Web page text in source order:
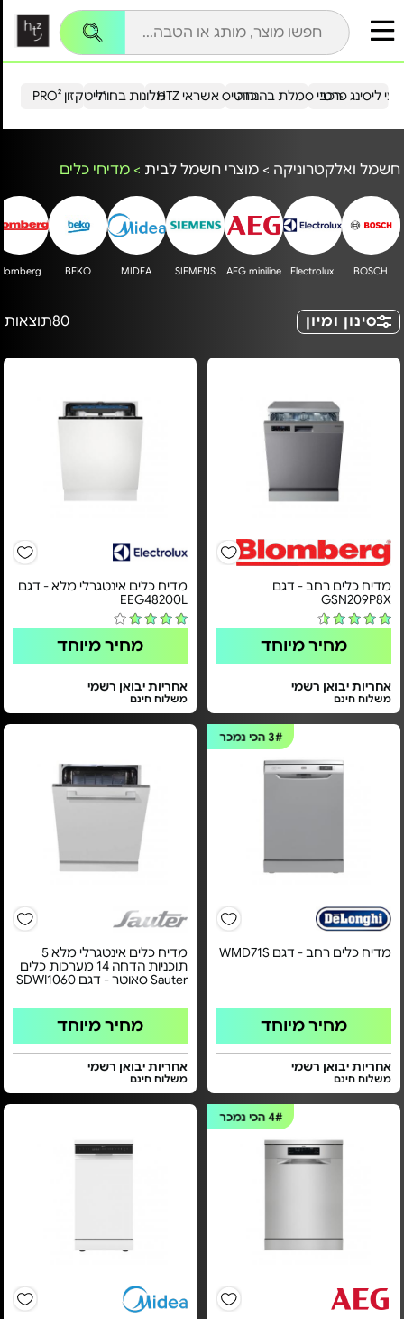
הייטקזון PRO²מלונות בחו"ל כרטיס אשראי HTZ ליסינג פרטירכבי סמלת בהנחה
חשמל ואלקטרוניקה > מוצרי חשמל לבית > מדיחי כלים
BOSCH
Electrolux
AEG miniline
SIEMENS
MIDEA
BEKO
סינון ומיון 80תוצאות
מדיח כלים רחב - דגם
GSN209P8X
מחיר מיוחד
אחריות יבואן רשמי
משלוח חינם
מדיח כלים אינטגרלי מלא - דגם
EEG48200L
מחיר מיוחד
אחריות יבואן רשמי
משלוח חינם
3#הכי נמכר
מדיח כלים רחב - דגם WMD71S
מחיר מיוחד
אחריות יבואן רשמי
משלוח חינם
מדיח כלים אינטגרלי מלא 5
תוכניות הדחה 14 מערכות כלים
Sauter סאוטר - דגם SDWI1060
מחיר מיוחד
אחריות יבואן רשמי
משלוח חינם
4#הכי נמכר